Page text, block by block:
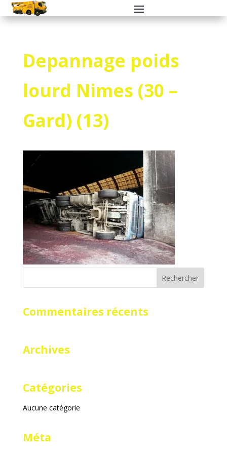
Depannage poids
lourd Nimes (30 –
Gard) (13)
Commentaires récents
Archives
Catégories
Aucune catégorie
Méta